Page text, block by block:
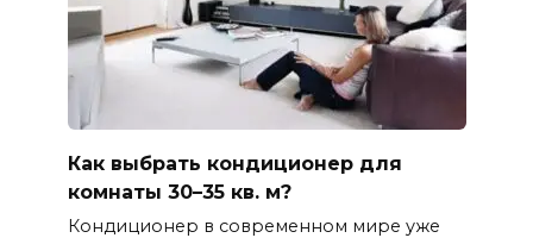
Как выбрать кондиционер для
комнаты 30–35 кв. м?
Кондиционер в современном мире уже